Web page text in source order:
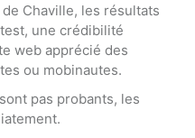
Chaville, les résultats
une crédibilité
web apprécié des
ou mobinautes.
pas probants, les